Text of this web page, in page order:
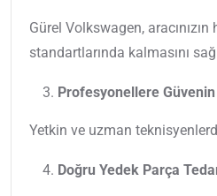
Gürel Volkswagen,
standartlarında kalmasını
Profesyonellere Güvenin
Yetkin ve uzman
Doğru Yedek Parça